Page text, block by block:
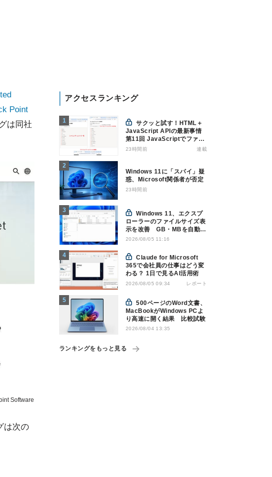
Point
は同社
Software
は次の
アクセスランキング
サクッと試す！HTML＋
JavaScript APIの最新事情
第11回 JavaScriptでファイ
ル管理！Origin Private File
23時間前 連載
Windows 11に「スパイ」疑
惑、Microsoft関係者が否定
23時間前
Windows 11、エクスプ
ローラーのファイルサイズ表
示を改善 GB・MBを自動表
示へ
2026/08/05 11:16
Claude for Microsoft
365で会社員の仕事はどう変
わる？ 1日で見るAI活用術
2026/08/05 09:34 レポート
500ページのWord文書、
MacBookがWindows PCよ
り高速に開く結果 比較試験
2026/08/04 13:35
ランキングをもっと見る